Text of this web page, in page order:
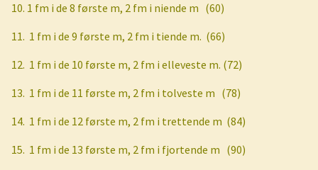
10. 1 fm i de 8 første m, 2 fm i niende m (60)
11. 1 fm i de 9 første m, 2 fm i tiende m. (66)
12. 1 fm i de 10 første m, 2 fm i elleveste m. (72)
13. 1 fm i de 11 første m, 2 fm i tolveste m (78)
14. 1 fm i de 12 første m, 2 fm i trettende m (84)
15. 1 fm i de 13 første m, 2 fm i fjortende m (90)